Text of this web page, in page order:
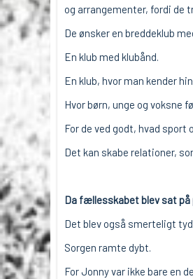
og arrangementer, fordi de
De ønsker en breddeklub
En klub med klubånd.
En klub, hvor man kender
Hvor børn, unge og voksne
For de ved godt, hvad sport
Det kan skabe relationer,
Da fællesskabet blev sat på
Det blev også smerteligt
Sorgen ramte dybt.
For Jonny var ikke bare en